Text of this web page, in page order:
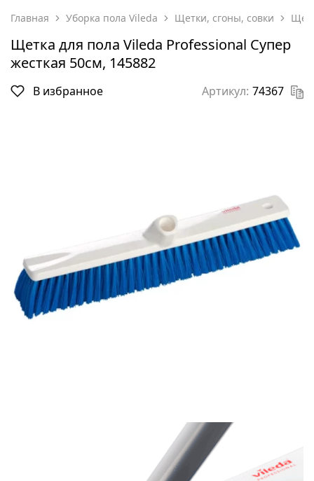
Главная Уборка пола Vileda Щетки, сгоны, совки
Щетка для пола Vileda Professional Супер
жесткая 50см, 145882
В избранное Артикул: 74367